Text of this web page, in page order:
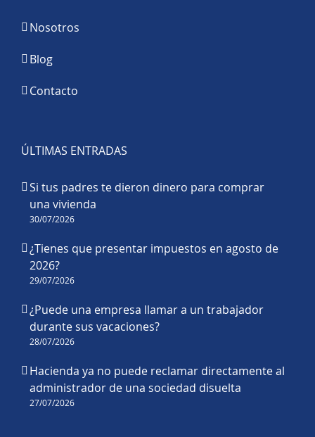
Nosotros
Blog
Contacto
ÚLTIMAS ENTRADAS
Si tus padres te dieron dinero para comprar
una vivienda
30/07/2026
¿Tienes que presentar impuestos en agosto de
2026?
29/07/2026
¿Puede una empresa llamar a un trabajador
durante sus vacaciones?
28/07/2026
Hacienda ya no puede reclamar directamente al
administrador de una sociedad disuelta
27/07/2026